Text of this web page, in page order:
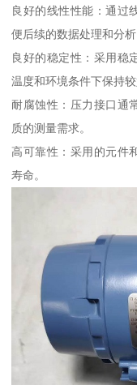
良好的线性性能：通过
便后续的数据处理和分析
良好的稳定性：采用稳
温度和环境条件下保持较
耐腐蚀性：压力接口通
质的测量需求。
高可靠性：采用的元件
寿命。